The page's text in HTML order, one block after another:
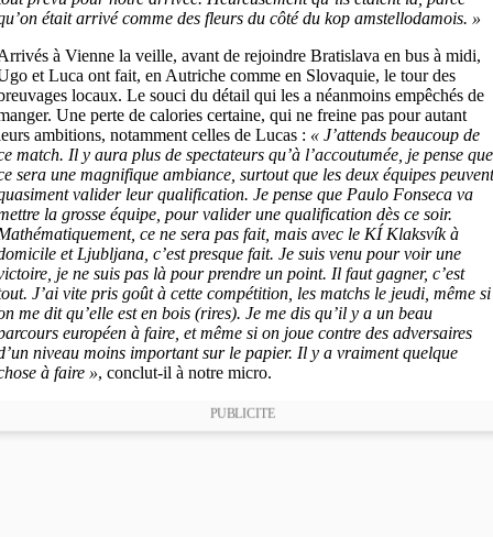
était arrivé comme des fleurs du côté du kop amstellodamois. »
à Vienne la veille, avant de rejoindre Bratislava en bus à midi,
et Luca ont fait, en Autriche comme en Slovaquie, le tour des
locaux. Le souci du détail qui les a néanmoins empêchés de
Une perte de calories certaine, qui ne freine pas pour autant
ambitions, notamment celles de Lucas : « J’attends beaucoup de
match. Il y aura plus de spectateurs qu’à l’accoutumée, je pense que
sera une magnifique ambiance, surtout que les deux équipes
valider leur qualification. Je pense que Paulo Fonseca va
la grosse équipe, pour valider une qualification dès ce soir.
ce ne sera pas fait, mais avec le KÍ Klaksvík à
et Ljubljana, c’est presque fait. Je suis venu pour voir une
je ne suis pas là pour prendre un point. Il faut gagner, c’est
J’ai vite pris goût à cette compétition, les matchs le jeudi, même si
me dit qu’elle est en bois (rires). Je me dis qu’il y a un beau
européen à faire, et même si on joue contre des adversaires
niveau moins important sur le papier. Il y a vraiment quelque
à faire », conclut-il à notre micro.
PUBLICITE